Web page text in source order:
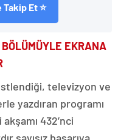
Et ⭐
BÖLÜMÜYLE EKRANA
üstlendiği, televizyon ve
yazdıran programı
432’nci